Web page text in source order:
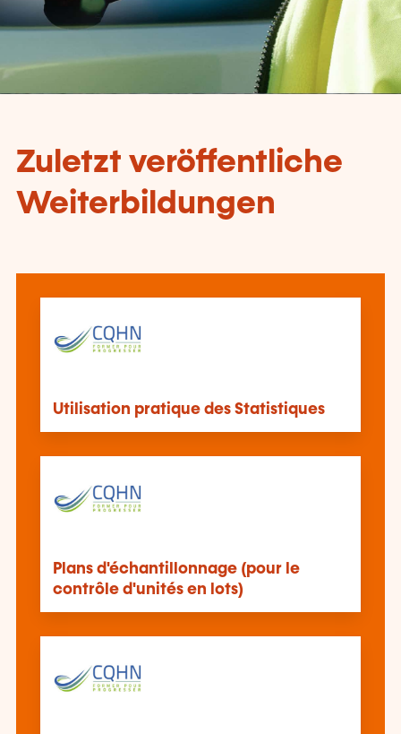
Zuletzt veröffentliche
Weiterbildungen
Utilisation pratique des Statistiques
Plans d'échantillonnage (pour le
contrôle d'unités en lots)